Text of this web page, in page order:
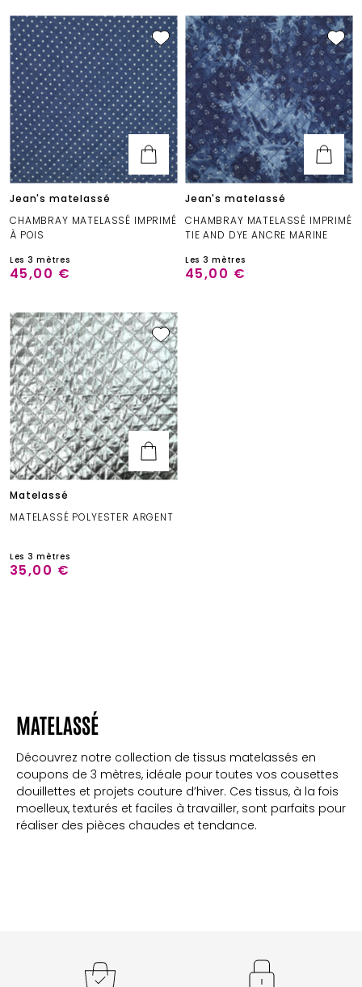
Jean's matelassé
CHAMBRAY MATELASSÉ IMPRIMÉ
À POIS
Les 3 mètres
45,00 €
Jean's matelassé
CHAMBRAY MATELASSÉ IMPRIMÉ
TIE AND DYE ANCRE MARINE
Les 3 mètres
45,00 €
Matelassé
MATELASSÉ POLYESTER ARGENT
Les 3 mètres
35,00 €
MATELASSÉ
Découvrez notre collection de tissus matelassés en
coupons de 3 mètres, idéale pour toutes vos cousettes
douillettes et projets couture d’hiver. Ces tissus, à la fois
moelleux, texturés et faciles à travailler, sont parfaits pour
réaliser des pièces chaudes et tendance.